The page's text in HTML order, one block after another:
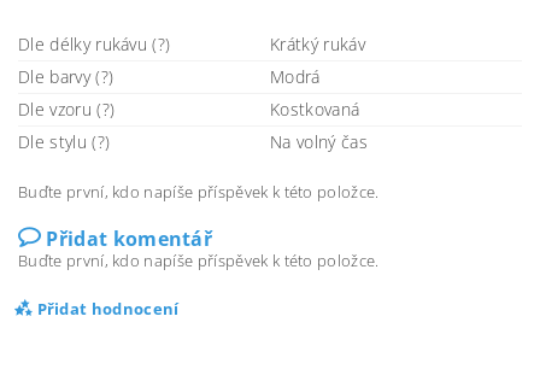
Dle délky rukávu (?)
Krátký rukáv
Dle barvy (?)
Modrá
Dle vzoru (?)
Kostkovaná
Dle stylu (?)
Na volný čas
Buďte první, kdo napíše příspěvek k této položce.
Přidat komentář
Buďte první, kdo napíše příspěvek k této položce.
Přidat hodnocení